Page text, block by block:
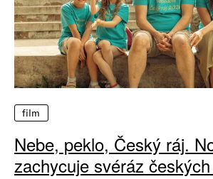
film
Nebe, peklo, Český ráj.
zachycuje svéráz